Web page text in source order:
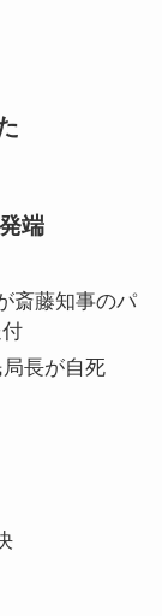
端
斎藤知事のパ
局長が自死